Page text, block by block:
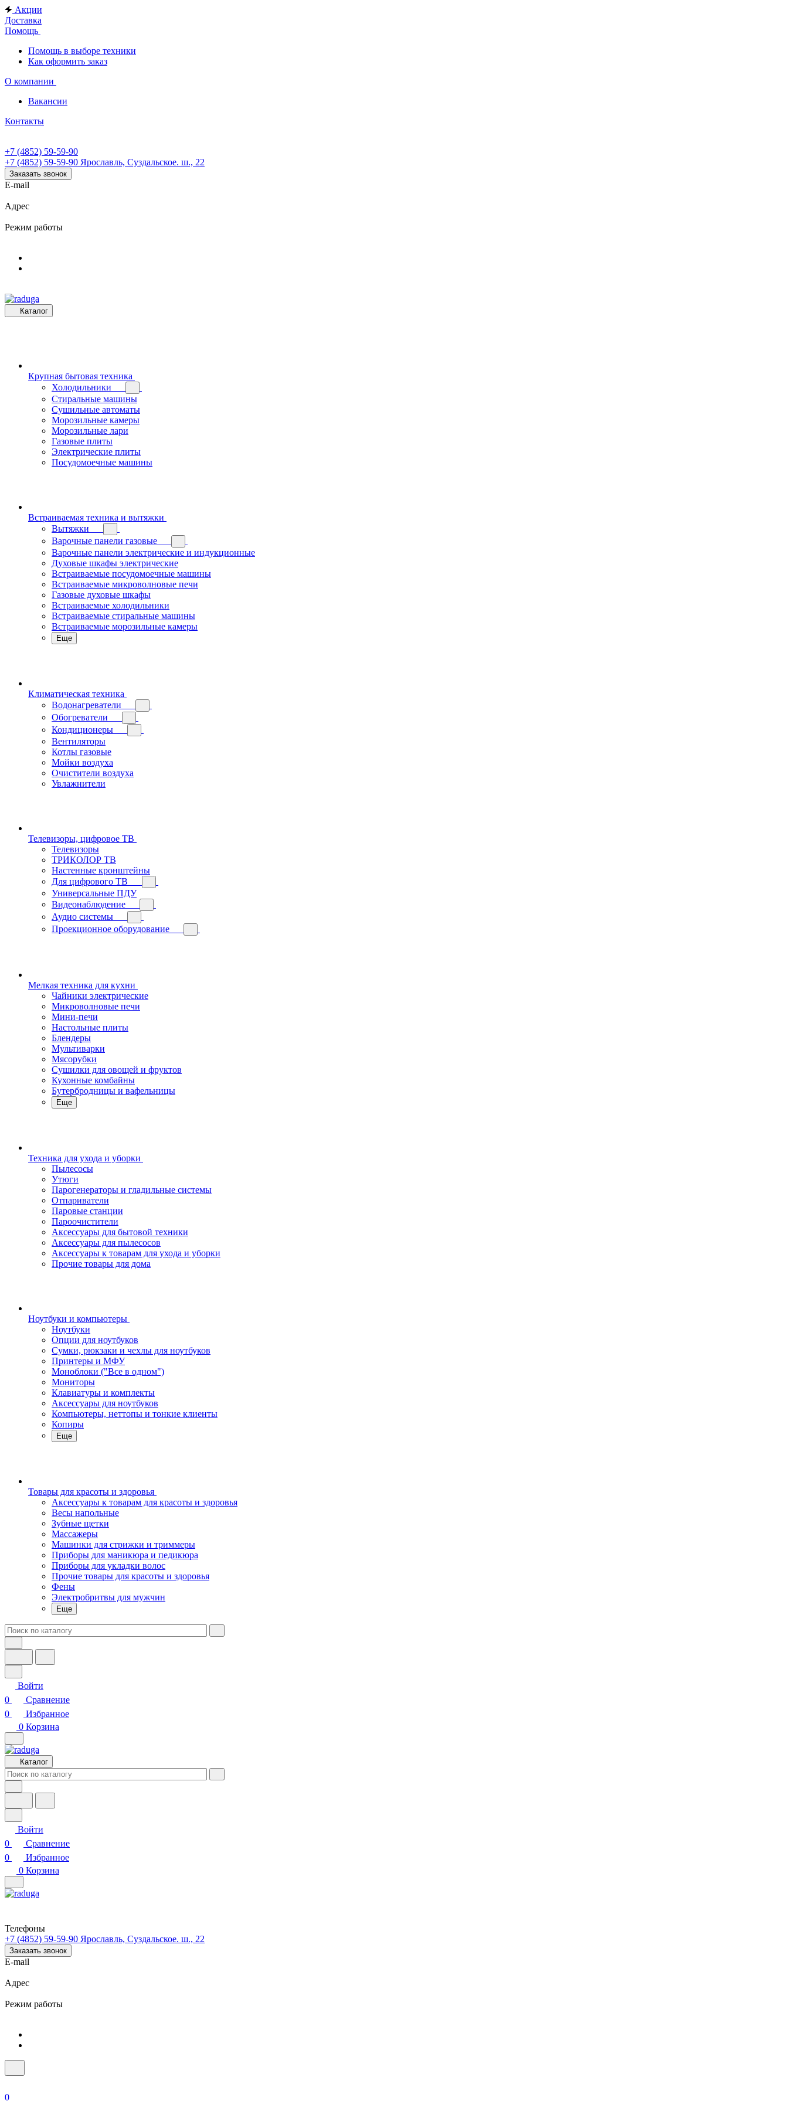
Акции
Доставка
Помощь
Помощь в выборе техники
Как оформить заказ
О компании
Вакансии
Контакты
+7 (4852) 59-59-90
+7 (4852) 59-59-90 Ярославль, Суздальское. ш., 22
Заказать звонок
E-mail
Адрес
Режим работы
Каталог
Крупная бытовая техника
Холодильники
Стиральные машины
Сушильные автоматы
Морозильные камеры
Морозильные лари
Газовые плиты
Электрические плиты
Посудомоечные машины
Встраиваемая техника и вытяжки
Вытяжки
Варочные панели газовые
Варочные панели электрические и индукционные
Духовые шкафы электрические
Встраиваемые посудомоечные машины
Встраиваемые микроволновые печи
Газовые духовые шкафы
Встраиваемые холодильники
Встраиваемые стиральные машины
Встраиваемые морозильные камеры
Еще
Климатическая техника
Водонагреватели
Обогреватели
Кондиционеры
Вентиляторы
Котлы газовые
Мойки воздуха
Очистители воздуха
Увлажнители
Телевизоры, цифровое ТВ
Телевизоры
ТРИКОЛОР ТВ
Настенные кронштейны
Для цифрового ТВ
Универсальные ПДУ
Видеонаблюдение
Аудио системы
Проекционное оборудование
Мелкая техника для кухни
Чайники электрические
Микроволновые печи
Мини-печи
Настольные плиты
Блендеры
Мультиварки
Мясорубки
Сушилки для овощей и фруктов
Кухонные комбайны
Бутербродницы и вафельницы
Еще
Техника для ухода и уборки
Пылесосы
Утюги
Парогенераторы и гладильные системы
Отпариватели
Паровые станции
Пароочистители
Аксессуары для бытовой техники
Аксессуары для пылесосов
Аксессуары к товарам для ухода и уборки
Прочие товары для дома
Ноутбуки и компьютеры
Ноутбуки
Опции для ноутбуков
Сумки, рюкзаки и чехлы для ноутбуков
Принтеры и МФУ
Моноблоки ("Все в одном")
Мониторы
Клавиатуры и комплекты
Аксессуары для ноутбуков
Компьютеры, неттопы и тонкие клиенты
Копиры
Еще
Товары для красоты и здоровья
Аксессуары к товарам для красоты и здоровья
Весы напольные
Зубные щетки
Массажеры
Машинки для стрижки и триммеры
Приборы для маникюра и педикюра
Приборы для укладки волос
Прочие товары для красоты и здоровья
Фены
Электробритвы для мужчин
Еще
Войти
0
Сравнение
0
Избранное
0 Корзина
Каталог
Войти
0
Сравнение
0
Избранное
0 Корзина
Телефоны
+7 (4852) 59-59-90 Ярославль, Суздальское. ш., 22
Заказать звонок
E-mail
Адрес
Режим работы
0